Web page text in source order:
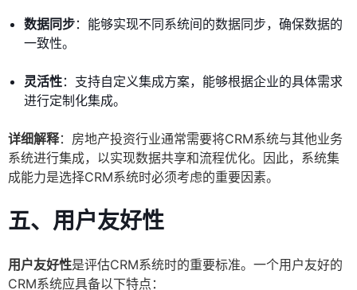
数据同步：能够实现不同系统间的数据同步，确保数据的
一致性。
灵活性：支持自定义集成方案，能够根据企业的具体需求
进行定制化集成。
详细解释：房地产投资行业通常需要将CRM系统与其他业务
系统进行集成，以实现数据共享和流程优化。因此，系统集
成能力是选择CRM系统时必须考虑的重要因素。
五、用户友好性
用户友好性是评估CRM系统时的重要标准。一个用户友好的
CRM系统应具备以下特点：